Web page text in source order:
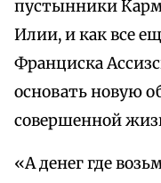
пустынники
Илии, и как все
Франциска
основать новую
совершенной
«А денег где